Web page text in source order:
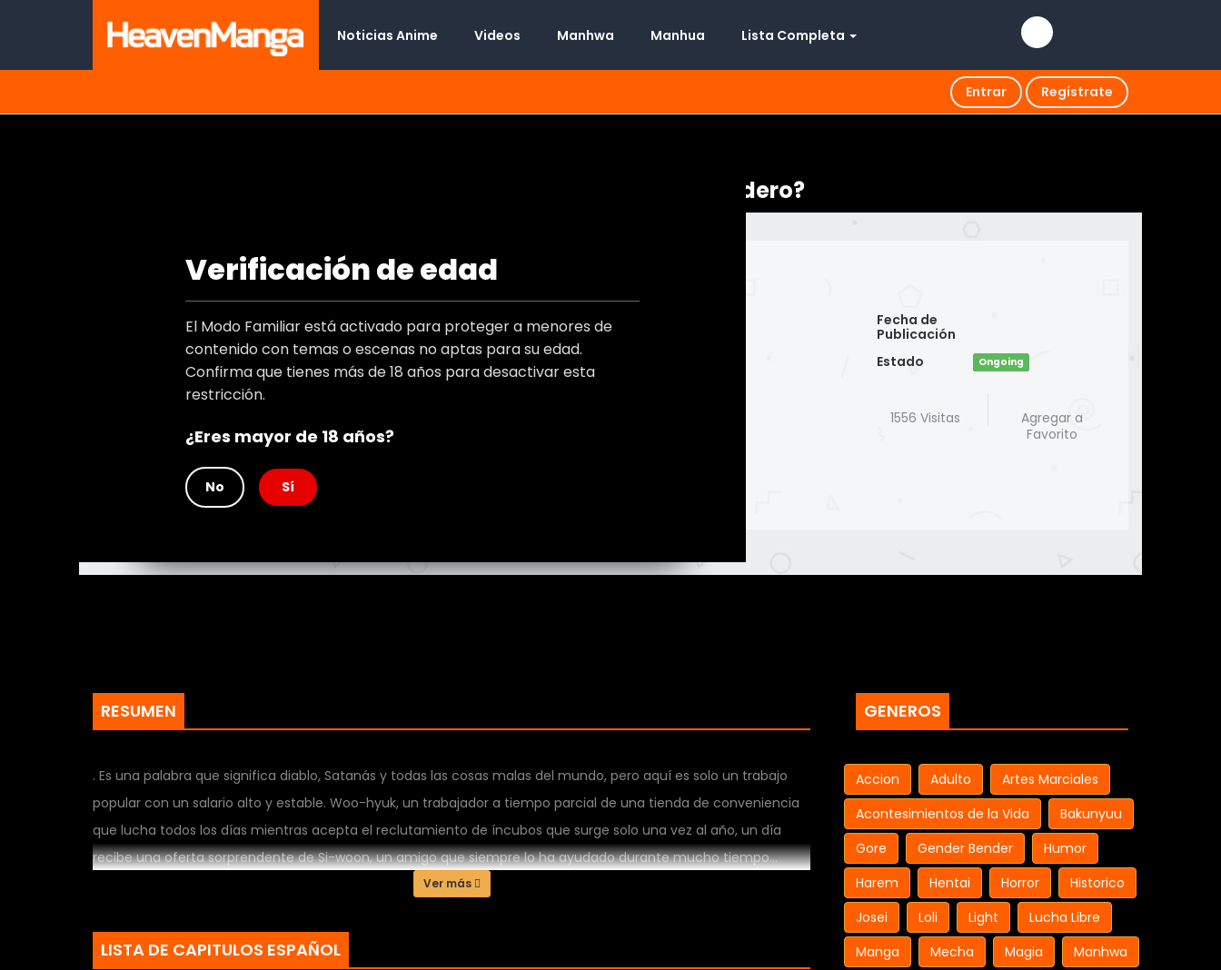
Noticias Anime Videos Manhwa Manhua Lista Completa
Entrar Regístrate
Verificación de edad
El Modo Familiar está activado para proteger a menores de
contenido con temas o escenas no aptas para su edad.
Confirma que tienes más de 18 años para desactivar esta
restricción.
¿Eres mayor de 18 años?
No Sí
¿Incluso los demonios pueden experimentar el amor verdadero?
Type
Manhwa
Titulo Alt
Desconocido
Autor(es)
Desconocido
Artist(s)
Desconocido
Fecha de
Publicación
Estado
Ongoing
1556 Visitas
Agregar a
Favorito
RESUMEN
. Es una palabra que significa diablo, Satanás y todas las cosas malas del mundo, pero aquí es solo un trabajo
popular con un salario alto y estable. Woo-hyuk, un trabajador a tiempo parcial de una tienda de conveniencia
que lucha todos los días mientras acepta el reclutamiento de íncubos que surge solo una vez al año, un día
recibe una oferta sorprendente de Si-woon, un amigo que siempre lo ha ayudado durante mucho tiempo...
¿Tanto quieres aprobar el examen de íncubo? Entonces practica conmigo. Una clase de sexo comenzó a
Ver más
LISTA DE CAPITULOS ESPAÑOL
GENEROS
Accion Adulto
Artes Marciales
Acontesimientos de la Vida
Bakunyuu
Gore
Gender Bender
Humor
Harem
Hentai Horror
Historico
Josei
Loli Light
Lucha Libre
Manga
Mecha Magia
Manhwa